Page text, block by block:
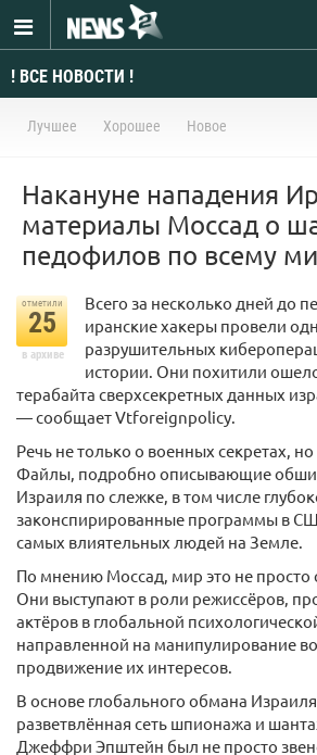
! ВСЕ НОВОСТИ !
Лучшее Хорошее Новое
Накануне нападения
материалы Моссад о
педофилов по всему
отметили
25
в архиве
Всего за несколько дней до
иранские хакеры провели
разрушительных
истории. Они похитили
терабайта сверхсекретных данных
— сообщает Vtforeignpolicy.
Речь не только о военных секретах,
Файлы, подробно описывающие
Израиля по слежке, в том числе
законспирированные программы в
самых влиятельных людей на Земле.
По мнению Моссад, мир это не просто
Они выступают в роли режиссёров,
актёров в глобальной
направленной на манипулирование
продвижение их интересов.
В основе глобального обмана
разветвлённая сеть шпионажа и
Джеффри Эпштейн был не просто